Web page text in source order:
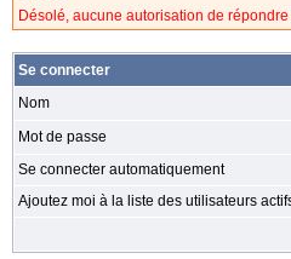
Désolé, aucune autorisation de
Se connecter
Nom
Mot de passe
Se connecter automatiquement
Ajoutez moi à la liste des utilisateurs